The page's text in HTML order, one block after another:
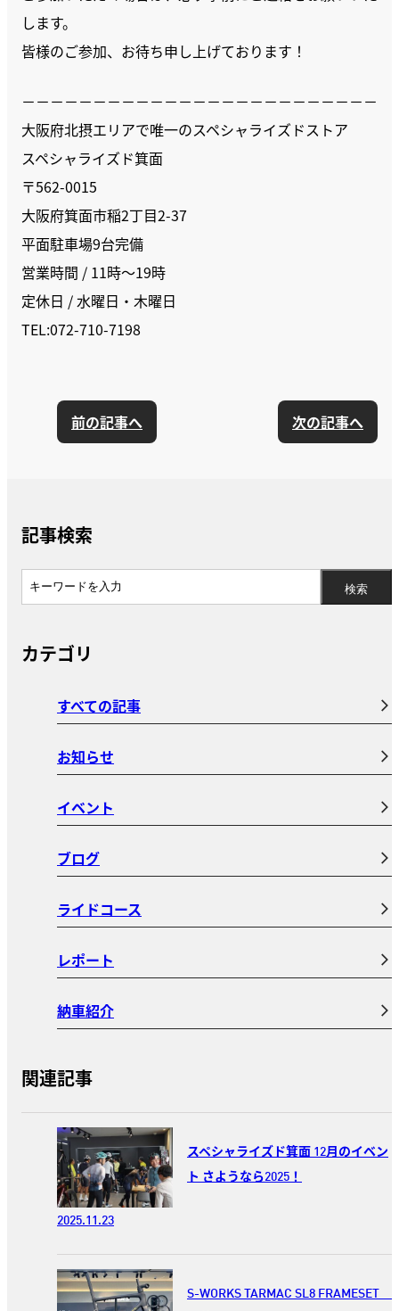
します。
皆様のご参加、お待ち申し上げております！
－－－－－－－－－－－－－－－－－－－－－－－－－
大阪府北摂エリアで唯一のスペシャライズドストア
スペシャライズド箕面
〒562-0015
大阪府箕面市稲2丁目2-37
平面駐車場9台完備
営業時間 / 11時〜19時
定休日 / 水曜日・木曜日
TEL:072-710-7198
前の記事へ 次の記事へ
記事検索
カテゴリ
すべての記事
お知らせ
イベント
ブログ
ライドコース
レポート
納車紹介
関連記事
スペシャライズド箕面 12月のイベン
ト さようなら2025！
2025.11.23
S-WORKS TARMAC SL8 FRAMESET